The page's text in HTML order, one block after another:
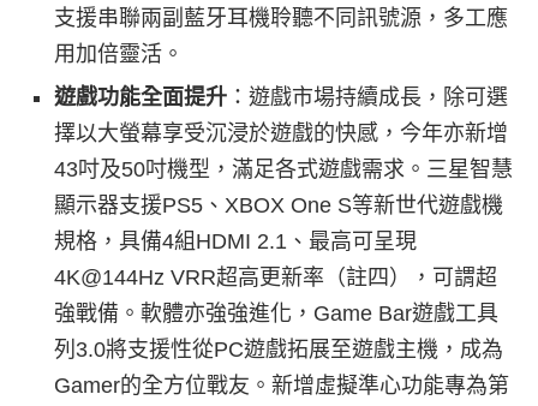
支援串聯兩副藍牙耳機聆聽不同訊號源，多工應
用加倍靈活。
遊戲功能全面提升 ：遊戲市場持續成長，除可選
擇以大螢幕享受沉浸於遊戲的快感，今年亦新增
43吋及50吋機型，滿足各式遊戲需求。三星智慧
顯示器支援PS5、XBOX One S等新世代遊戲機
規格，具備4組HDMI 2.1、最高可呈現
4K@144Hz VRR超高更新率（註四），可謂超
強戰備。軟體亦強強進化，Game Bar遊戲工具
列3.0將支援性從PC遊戲拓展至遊戲主機，成為
Gamer的全方位戰友。新增虛擬準心功能專為第